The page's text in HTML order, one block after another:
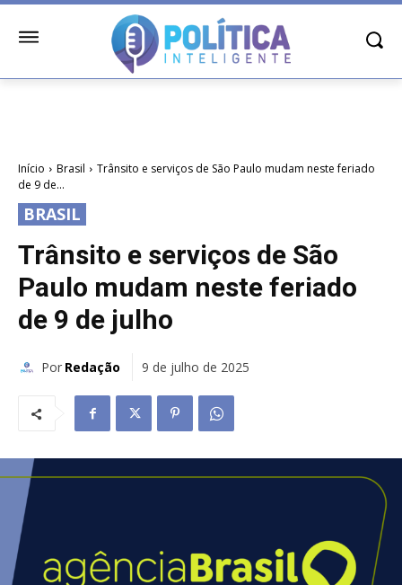
Início Brasil
Trânsito e serviços de São Paulo mudam neste feriado
de 9 de...
BRASIL
Trânsito e serviços de São
Paulo mudam neste feriado
de 9 de julho
Por Redação 9 de julho de 2025